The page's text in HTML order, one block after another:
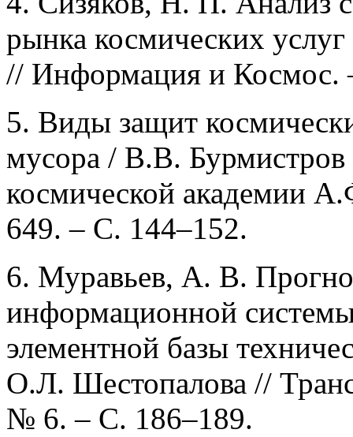
рынка космических
// Информация и Космос.
5. Виды защит
мусора / В.В.
космической академии
649. – С. 144–152.
6. Муравьев, А. В.
информационной
элементной базы
О.Л. Шестопалова //
№ 6. – С. 186–189.